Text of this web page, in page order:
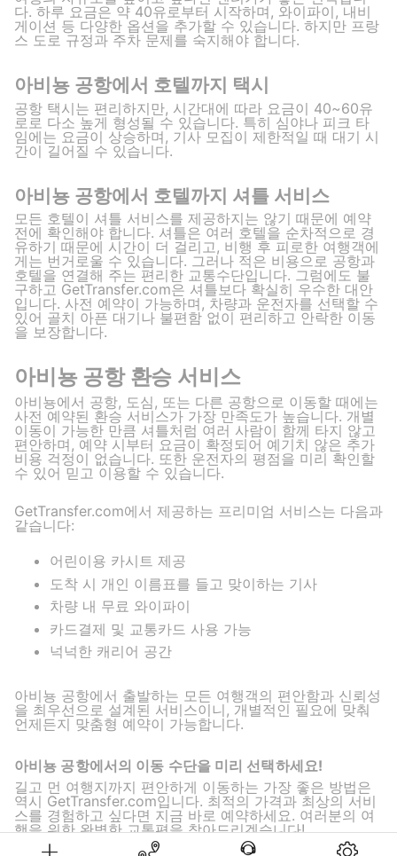
다. 하루 요금은 약 40유로부터 시작하며, 와이파이, 내비
게이션 등 다양한 옵션을 추가할 수 있습니다. 하지만 프랑
스 도로 규정과 주차 문제를 숙지해야 합니다.
아비뇽 공항에서 호텔까지 택시
공항 택시는 편리하지만, 시간대에 따라 요금이 40~60유
로로 다소 높게 형성될 수 있습니다. 특히 심야나 피크 타
임에는 요금이 상승하며, 기사 모집이 제한적일 때 대기 시
간이 길어질 수 있습니다.
아비뇽 공항에서 호텔까지 셔틀 서비스
모든 호텔이 셔틀 서비스를 제공하지는 않기 때문에 예약
전에 확인해야 합니다. 셔틀은 여러 호텔을 순차적으로 경
유하기 때문에 시간이 더 걸리고, 비행 후 피로한 여행객에
게는 번거로울 수 있습니다. 그러나 적은 비용으로 공항과
호텔을 연결해 주는 편리한 교통수단입니다. 그럼에도 불
구하고 GetTransfer.com은 셔틀보다 확실히 우수한 대안
입니다. 사전 예약이 가능하며, 차량과 운전자를 선택할 수
있어 골치 아픈 대기나 불편함 없이 편리하고 안락한 이동
을 보장합니다.
아비뇽 공항 환승 서비스
아비뇽에서 공항, 도심, 또는 다른 공항으로 이동할 때에는
사전 예약된 환승 서비스가 가장 만족도가 높습니다. 개별
이동이 가능한 만큼 셔틀처럼 여러 사람이 함께 타지 않고
편안하며, 예약 시부터 요금이 확정되어 예기치 않은 추가
비용 걱정이 없습니다. 또한 운전자의 평점을 미리 확인할
수 있어 믿고 이용할 수 있습니다.
GetTransfer.com에서 제공하는 프리미엄 서비스는 다음과
같습니다:
어린이용 카시트 제공
도착 시 개인 이름표를 들고 맞이하는 기사
차량 내 무료 와이파이
카드결제 및 교통카드 사용 가능
넉넉한 캐리어 공간
아비뇽 공항에서 출발하는 모든 여행객의 편안함과 신뢰성
을 최우선으로 설계된 서비스이니, 개별적인 필요에 맞춰
언제든지 맞춤형 예약이 가능합니다.
아비뇽 공항에서의 이동 수단을 미리 선택하세요!
길고 먼 여행지까지 편안하게 이동하는 가장 좋은 방법은
역시 GetTransfer.com입니다. 최적의 가격과 최상의 서비
스를 경험하고 싶다면 지금 바로 예약하세요. 여러분의 여
행을 위한 완벽한 교통편을 찾아드리겠습니다!